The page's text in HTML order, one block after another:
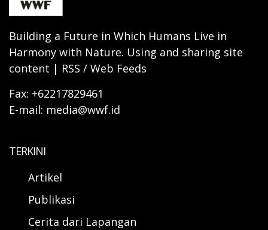
Building a Future in Which Humans Live in
Harmony with Nature. Using and sharing site
content | RSS / Web Feeds
Fax: +62217829461
E-mail: media@wwf.id
TERKINI
Artikel
Publikasi
Cerita dari Lapangan